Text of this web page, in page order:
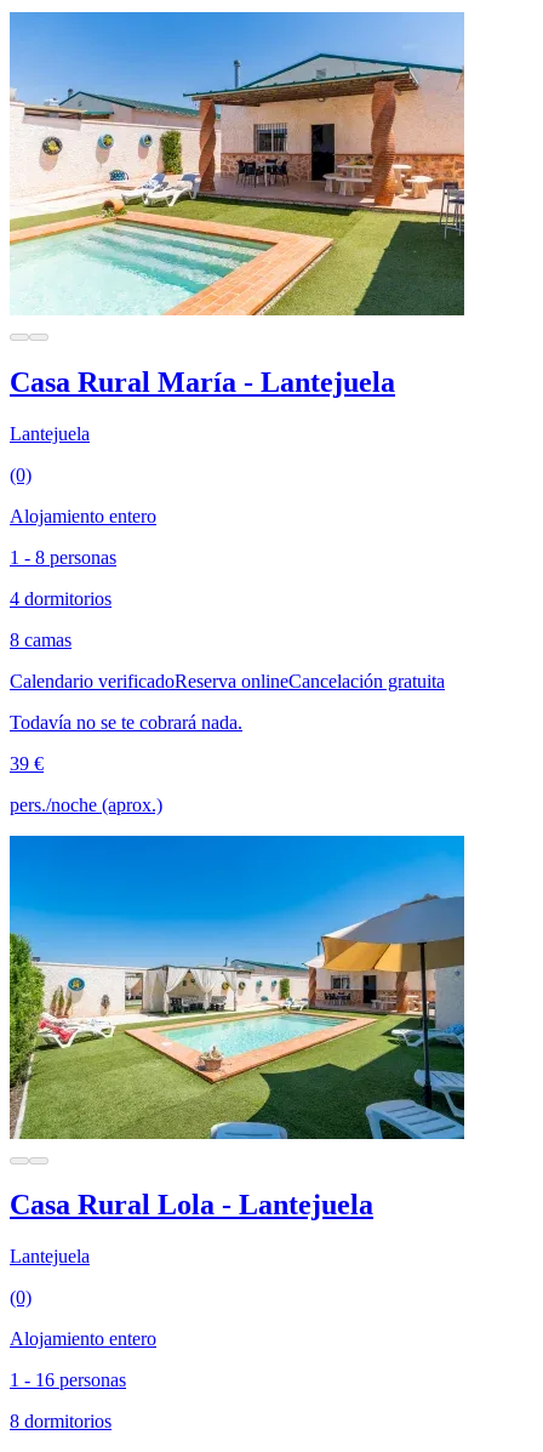
Casa Rural María - Lantejuela
Lantejuela
(0)
Alojamiento entero
1 - 8 personas
4 dormitorios
8 camas
Calendario verificadoReserva onlineCancelación gratuita
Todavía no se te cobrará nada.
39 €
pers./noche (aprox.)
Casa Rural Lola - Lantejuela
Lantejuela
(0)
Alojamiento entero
1 - 16 personas
8 dormitorios